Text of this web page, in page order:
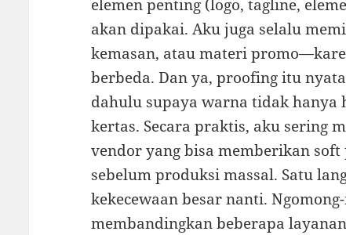
elemen penting (logo, tagline,
akan dipakai. Aku juga selalu
kemasan, atau materi
berbeda. Dan ya, proofing itu
dahulu supaya warna tidak
kertas. Secara praktis, aku sering
vendor yang bisa memberikan
sebelum produksi massal. Satu
kekecewaan besar nanti.
membandingkan beberapa